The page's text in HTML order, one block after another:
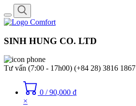
Toggle
navigation
SINH HUNG CO. LTD
Tư vấn (7:00 - 17h00) (+84 28) 3816 1867
0 / 90,000 ₫
×